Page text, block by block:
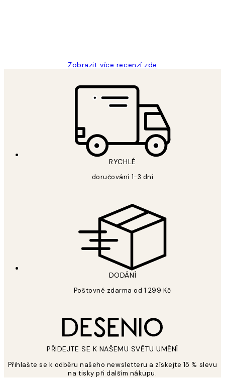
Zobrazit více recenzí zde
RYCHLÉ
doručování 1-3 dní
DODÁNÍ
Poštovné zdarma od 1 299 Kč
PŘIDEJTE SE K NAŠEMU SVĚTU UMĚNÍ
Přihlašte se k odběru našeho newsletteru a získejte 15 % slevu
na tisky při dalším nákupu.